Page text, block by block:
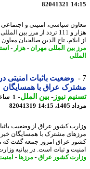
82041321
هزار و 111 تردد از مرز بین
تاج الدین صالحیان معاون
بین المللی مهران- هزار -
وضعیت باثبات امنیتی در
عراق با همسایگان
نیوز-بین الملل-
14:15
82041319
کشور عراق از وضعیت باثبات
مشترک با همسایگان خبر داد.
عراق امروز جمعه گفت که
و ثبات است. در بیانیه وزارت ...
کشور عراق- مرزها- امنیت-